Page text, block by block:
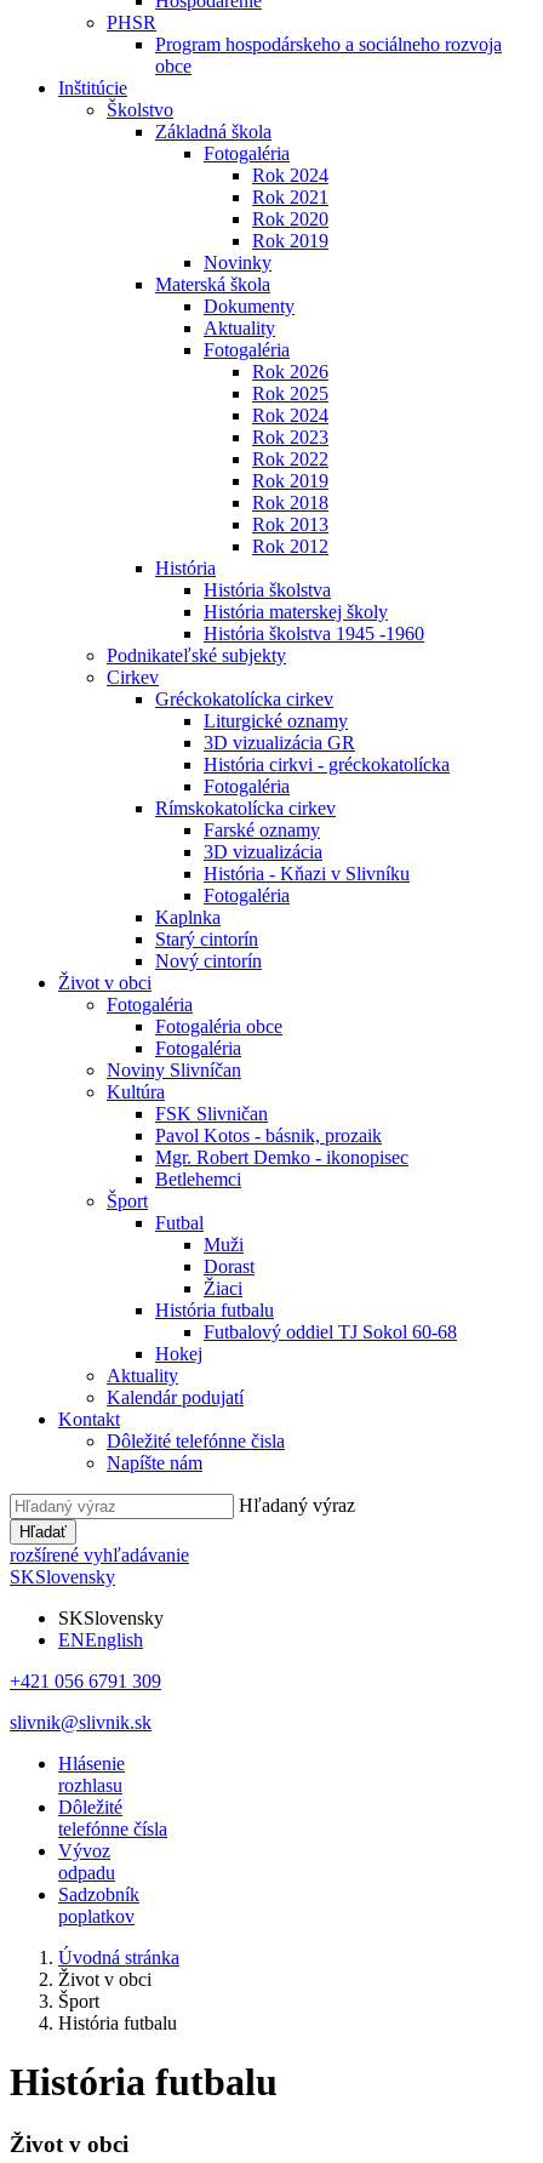
PHSR
Program hospodárskeho a sociálneho rozvoja
obce
Inštitúcie
Školstvo
Základná škola
Fotogaléria
Rok 2024
Rok 2021
Rok 2020
Rok 2019
Novinky
Materská škola
Dokumenty
Aktuality
Fotogaléria
Rok 2026
Rok 2025
Rok 2024
Rok 2023
Rok 2022
Rok 2019
Rok 2018
Rok 2013
Rok 2012
História
História školstva
História materskej školy
História školstva 1945 -1960
Podnikateľské subjekty
Cirkev
Gréckokatolícka cirkev
Liturgické oznamy
3D vizualizácia GR
História cirkvi - gréckokatolícka
Fotogaléria
Rímskokatolícka cirkev
Farské oznamy
3D vizualizácia
História - Kňazi v Slivníku
Fotogaléria
Kaplnka
Starý cintorín
Nový cintorín
Život v obci
Fotogaléria
Fotogaléria obce
Fotogaléria
Noviny Slivníčan
Kultúra
FSK Slivničan
Pavol Kotos - básnik, prozaik
Mgr. Robert Demko - ikonopisec
Betlehemci
Šport
Futbal
Muži
Dorast
Žiaci
História futbalu
Futbalový oddiel TJ Sokol 60-68
Hokej
Aktuality
Kalendár podujatí
Kontakt
Dôležité telefónne čisla
Napíšte nám
Hľadaný výraz
Hľadať
rozšírené vyhľadávanie
SKSlovensky
SKSlovensky
ENEnglish
+421 056 6791 309
slivnik@slivnik.sk
Hlásenie
rozhlasu
Dôležité
telefónne čísla
Vývoz
odpadu
Sadzobník
poplatkov
Úvodná stránka
Život v obci
Šport
História futbalu
História futbalu
Život v obci